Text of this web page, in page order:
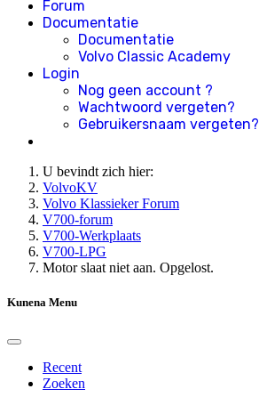
Forum
Documentatie
Documentatie
Volvo Classic Academy
Login
Nog geen account ?
Wachtwoord vergeten?
Gebruikersnaam vergeten?
U bevindt zich hier:
VolvoKV
Volvo Klassieker Forum
V700-forum
V700-Werkplaats
V700-LPG
Motor slaat niet aan. Opgelost.
Kunena Menu
Recent
Zoeken